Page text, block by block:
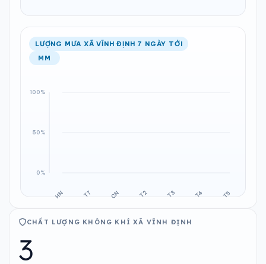
LƯỢNG MƯA XÃ VĨNH ĐỊNH 7 NGÀY TỚI
MM
CHẤT LƯỢNG KHÔNG KHÍ XÃ VĨNH ĐỊNH
3